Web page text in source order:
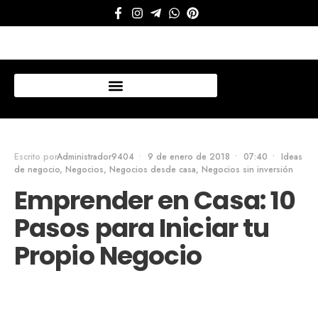
Escrito porAdministrador9404 • 9 de enero de 2018 • 07:40 • Ideas
de negocio, Negocios, Negocios desde casa, Negocios sin inversión
Emprender en Casa: 10
Pasos para Iniciar tu
Propio Negocio